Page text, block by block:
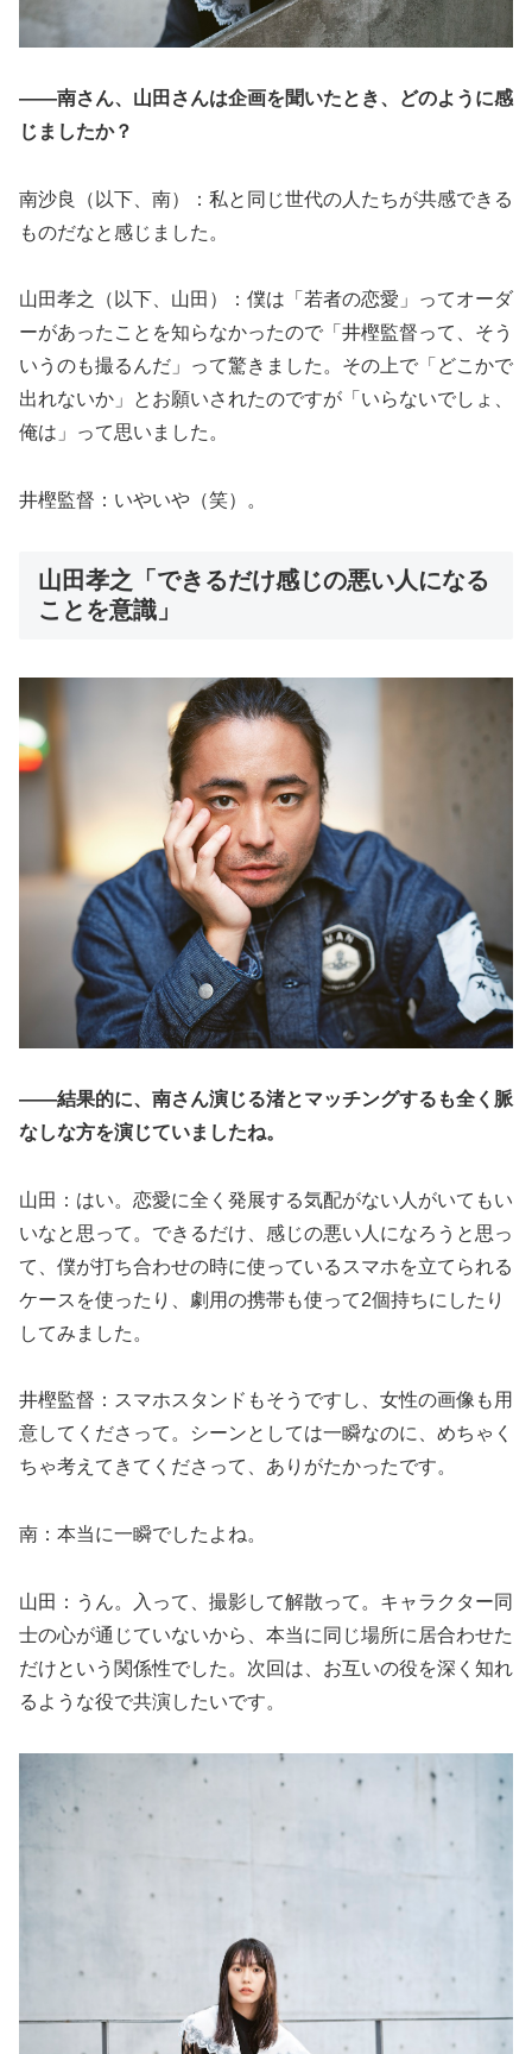
――南さん、山田さんは企画を聞いたとき、どのように感
じましたか？
南沙良（以下、南）：私と同じ世代の人たちが共感できる
ものだなと感じました。
山田孝之（以下、山田）：僕は「若者の恋愛」ってオーダ
ーがあったことを知らなかったので「井樫監督って、そう
いうのも撮るんだ」って驚きました。その上で「どこかで
出れないか」とお願いされたのですが「いらないでしょ、
俺は」って思いました。
井樫監督：いやいや（笑）。
山田孝之「できるだけ感じの悪い人になる
ことを意識」
――結果的に、南さん演じる渚とマッチングするも全く脈
なしな方を演じていましたね。
山田：はい。恋愛に全く発展する気配がない人がいてもい
いなと思って。できるだけ、感じの悪い人になろうと思っ
て、僕が打ち合わせの時に使っているスマホを立てられる
ケースを使ったり、劇用の携帯も使って2個持ちにしたり
してみました。
井樫監督：スマホスタンドもそうですし、女性の画像も用
意してくださって。シーンとしては一瞬なのに、めちゃく
ちゃ考えてきてくださって、ありがたかったです。
南：本当に一瞬でしたよね。
山田：うん。入って、撮影して解散って。キャラクター同
士の心が通じていないから、本当に同じ場所に居合わせた
だけという関係性でした。次回は、お互いの役を深く知れ
るような役で共演したいです。